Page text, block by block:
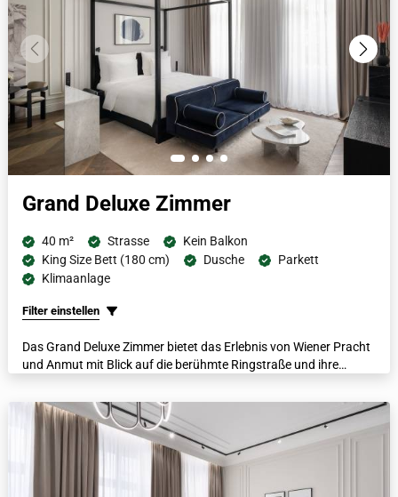
Grand Deluxe Zimmer
40 m² Strasse
Kein Balkon
King Size Bett (180 cm)
Dusche
Parkett
Klimaanlage
Filter einstellen
Das Grand Deluxe Zimmer bietet das Erlebnis von Wiener Pracht
und Anmut mit Blick auf die berühmte Ringstraße und ihre
luxuriösen Bademänteln, beheizten Fußböden und einer
Nespresso-Kaffeemaschine bietet jedes dieser geräumigen
Zimmer die Möglichkeit, mit anderen Zimmern verbunden zu